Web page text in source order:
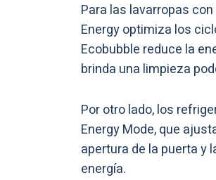
Para las lavarropas
Energy optimiza los
Ecobubble reduce la
brinda una limpieza
Por otro lado, los
Energy Mode, que
apertura de la puerta y
energía.